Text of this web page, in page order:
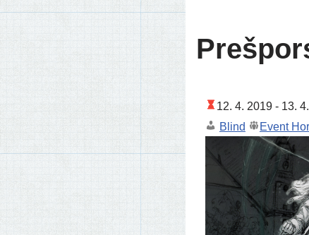
12. 4. 2019 -13.
Blind
Event